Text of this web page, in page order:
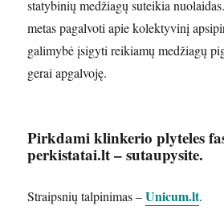
statybinių medžiagų suteikia
metas pagalvoti apie kolektyvinį
galimybė įsigyti reikiamų medžiagų
gerai apgalvoję.
Pirkdamiklinkerio plyteles
perkistatai.lt – sutaupysite.
Straipsnių talpinimas –Unicum.lt.